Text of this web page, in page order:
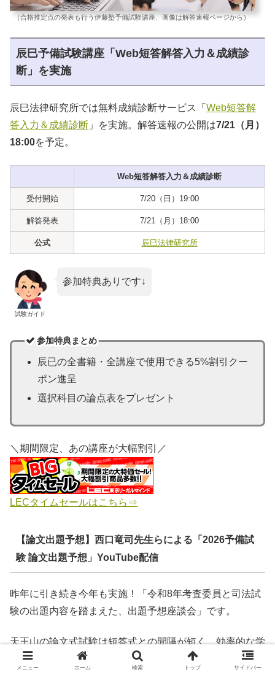
（合格推定点の発表も行う伊藤塾予備試験講座、画像は解答速報ページから）
辰巳予備試験講座「Web短答解答入力＆成績診
断」を実施
辰巳法律研究所では無料成績診断サービス「 Web短答解
答入力＆成績診断 」を実施。解答速報の公開は7/21（月）
18:00を予定。
Web短答解答入力＆成績診断
受付開始 7/20（日）19:00
解答発表 7/21（月）18:00
公式 辰巳法律研究所
試験ガイド
参加特典ありです↓
参加特典まとめ
辰已の全書籍・全講座で使用できる5%割引クー
ポン進呈
選択科目の論点表をプレゼント
＼期間限定、あの講座が大幅割引／
LECタイムセールはこちら⇒
【論文出題予想】西口竜司先生らによる「2026予備試
験 論文出題予想」YouTube配信
昨年に引き続き今年も実施！「令和8年考査委員と司法試
験の出題内容を踏まえた、出題予想座談会」です。
天王山の論文式試験は短答式との間隔が短く、効率的な学
習が求められます。学者考査委員の問題意識が強く反映さ
メニュー ホーム 検索 トップ サイドバー